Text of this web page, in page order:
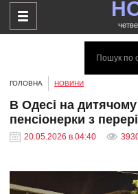
ГОЛОВНА НОВИНИ
В Одесі на
пенсіонерки з
20.05.2026 в 04:40